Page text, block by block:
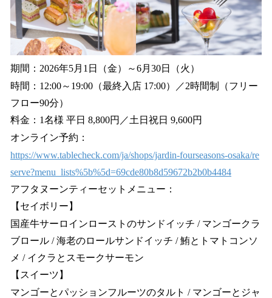
期間：2026年5月1日（金）～6月30日（火）
時間：12:00～19:00（最終入店 17:00）／2時間制（フリー
フロー90分）
料金：1名様 平日 8,800円／土日祝日 9,600円
オンライン予約：
https://www.tablecheck.com/ja/shops/jardin-fourseasons-osaka/re
serve?menu_lists%5b%5d=69cde80b8d59672b2b0b4484
アフタヌーンティーセットメニュー：
【セイボリー】
国産牛サーロインローストのサンドイッチ / マンゴークラ
ブロール / 海老のロールサンドイッチ / 鮪とトマトコンソ
メ / イクラとスモークサーモン
【スイーツ】
マンゴーとパッションフルーツのタルト / マンゴーとジャ